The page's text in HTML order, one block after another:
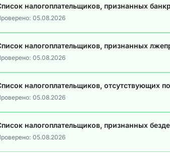
налогоплательщиков, признанных
05.08.2026
налогоплательщиков, признанных
05.08.2026
налогоплательщиков, отсутствующих
05.08.2026
налогоплательщиков, признанных
05.08.2026